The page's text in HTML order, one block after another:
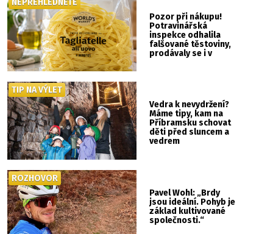
Pozor při nákupu!
Potravinářská
inspekce odhalila
falšované těstoviny,
prodávaly se i v
Vedra k nevydržení?
Máme tipy, kam na
Příbramsku schovat
děti před sluncem a
vedrem
TIP NA VÝLET
Pavel Wohl: „Brdy
jsou ideální. Pohyb je
základ kultivované
společnosti.“
ROZHOVOR